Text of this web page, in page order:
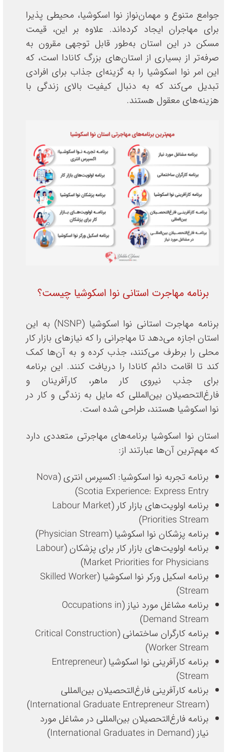
جوامع متنوع و مهمان‌نواز نوا اسکوشیا، محیطی پذیرا
برای مهاجران ایجاد کرده‌اند. علاوه بر این، قیمت
مسکن در این استان به‌طور قابل توجهی مقرون به
صرفه‌تر از بسیاری از استان‌های بزرگ کانادا است، که
این امر نوا اسکوشیا را به گزینه‌ای جذاب برای افرادی
تبدیل می‌کند که به دنبال کیفیت بالای زندگی با
هزینه‌های معقول هستند.
برنامه مهاجرت استانی نوا اسکوشیا چیست؟
برنامه مهاجرت استانی نوا اسکوشیا (NSNP) به این
استان اجازه می‌دهد تا مهاجرانی را که نیازهای بازار کار
محلی را برطرف می‌کنند، جذب کرده و به آن‌ها کمک
کند تا اقامت دائم کانادا را دریافت کنند. این برنامه
برای جذب نیروی کار ماهر، کارآفرینان و
فارغ‌التحصیلان بین‌المللی که مایل به زندگی و کار در
نوا اسکوشیا هستند، طراحی شده است.
استان نوا اسکوشیا برنامه‌های مهاجرتی متعددی دارد
که مهم‌ترین آن‌ها عبارتند از:
برنامه تجربه نوا اسکوشیا: اکسپرس انتری (Nova
Scotia Experience: Express Entry)
برنامه اولویت‌های بازار کار (Labour Market
Priorities Stream)
برنامه پزشکان نوا اسکوشیا (Physician Stream)
برنامه اولویت‌های بازار کار برای پزشکان (Labour
Market Priorities for Physicians)
برنامه اسکیل ورکر نوا اسکوشیا (Skilled Worker
Stream)
برنامه مشاغل مورد نیاز (Occupations in
Demand Stream)
برنامه کارگران ساختمانی (Critical Construction
Worker Stream)
برنامه کارآفرینی نوا اسکوشیا (Entrepreneur
Stream)
برنامه کارآفرینی فارغ‌التحصیلان بین‌المللی
(International Graduate Entrepreneur Stream)
برنامه فارغ‌التحصیلان بین‌المللی در مشاغل مورد
نیاز (International Graduates in Demand)